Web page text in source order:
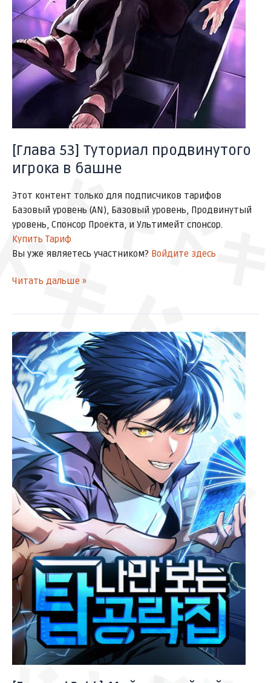
ドキド
ドドドド
ドドドド
ドキ
ゴゴゴ
[Глава 53] Туториал продвинутого
игрока в башне
Этот контент только для подписчиков тарифов
Базовый уровень (AN), Базовый уровень, Продвинутый
уровень, Спонсор Проекта, и Ультимейт спонсор.
Купить Тариф
Вы уже являетесь участником? Войдите здесь
Читать дальше »
[Главы
43-
44]
Мой
личный
гайд
по
выживанию
в
башне